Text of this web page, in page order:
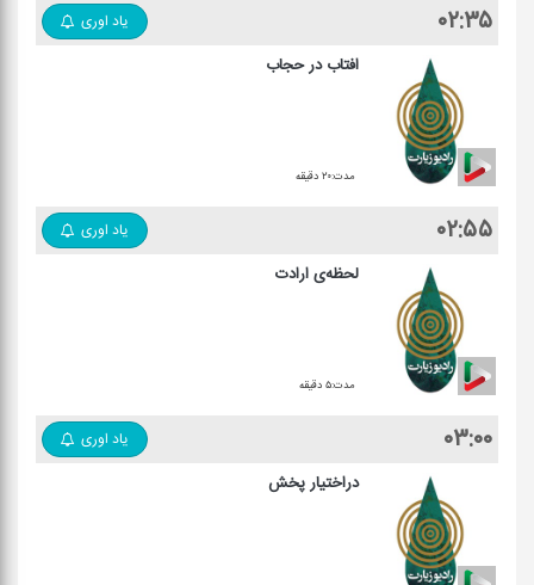
۰۲:۳۵ یاد اوری
افتاب در حجاب
مدت:۲۰ دقیقه
۰۲:۵۵ یاد اوری
لحظه‌ی ارادت
مدت:۵ دقیقه
۰۳:۰۰ یاد اوری
دراختیار پخش